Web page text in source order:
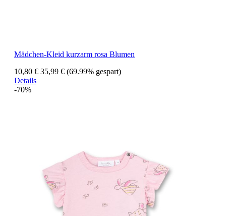
Mädchen-Kleid kurzarm rosa Blumen
10,80 € 35,99 € (69.99% gespart)
Details
-70%